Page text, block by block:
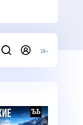
18+